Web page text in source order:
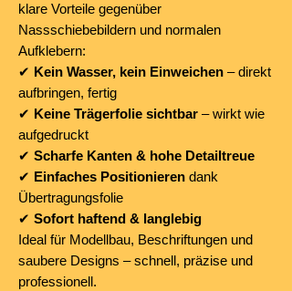
klare Vorteile gegenüber
Nassschiebebildern und normalen
Aufklebern:
✔ Kein Wasser, kein Einweichen – direkt
aufbringen, fertig
✔ Keine Trägerfolie sichtbar – wirkt wie
aufgedruckt
✔ Scharfe Kanten & hohe Detailtreue
✔ Einfaches Positionieren dank
Übertragungsfolie
✔ Sofort haftend & langlebig
Ideal für Modellbau, Beschriftungen und
saubere Designs – schnell, präzise und
professionell.